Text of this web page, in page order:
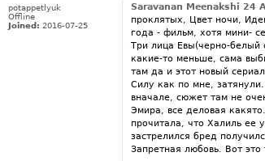
potappetlyuk
Offline
Joined: 2016-07-25
Saravanan Meenakshi 24
проклятых, Цвет ночи,
года - фильм, хотя мини-
Три лица Евы(черно-белый
какие-то меньше, сама
там да и этот новый
Силу как по мне,
вначале, сюжет там не
Эмира, все деловая
прочитала, что Халиль ее
застрелился бред
Запретная любовь. Вот